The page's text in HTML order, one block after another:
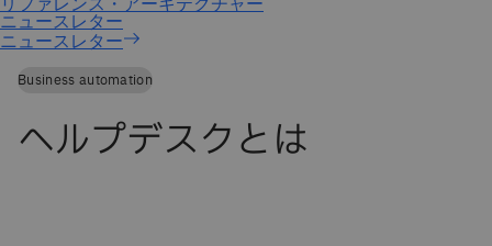
ニュースレター
Business automation
ヘルプデスクとは